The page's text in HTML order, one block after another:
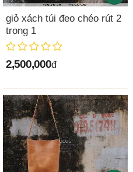
giỏ xách túi đeo chéo rút 2
trong 1
2,500,000đ